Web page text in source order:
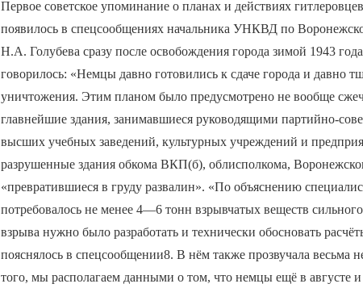
Первое советское упоминание о планах и действиях
появилось в спецсообщениях начальника УНКВД по
Н.А. Голубева сразу после освобождения города зимой 1943
говорилось: «Немцы давно готовились к сдаче города и давно
уничтожения. Этим планом было предусмотрено не вообще
главнейшие здания, занимавшиеся руководящими партийно-
высших учебных заведений, культурных учреждений и
разрушенные здания обкома ВКП(б), облисполкома,
«превратившиеся в груду развалин». «По объяснению
потребовалось не менее 4—6 тонн взрывчатых веществ
взрыва нужно было разработать и технически обосновать
пояснялось в спецсообщении8. В нём также прозвучала
того, мы располагаем данными о том, что немцы ещё в августе и